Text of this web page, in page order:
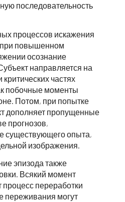
последовательность
процессов искажения
при повышенном
осознание
направляется на
частях
побочные моменты
Потом, при попытке
дополняет пропущенные
прогнозов,
существующего опыта,
изображения.
эпизода также
Всякий момент
процесс переработки
переживания могут